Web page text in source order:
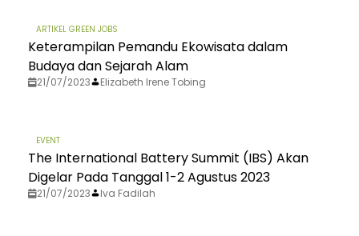
ARTIKEL GREEN JOBS
Keterampilan Pemandu Ekowisata dalam
Budaya dan Sejarah Alam
21/07/2023 Elizabeth Irene Tobing
EVENT
The International Battery Summit (IBS) Akan
Digelar Pada Tanggal 1-2 Agustus 2023
21/07/2023 Iva Fadilah